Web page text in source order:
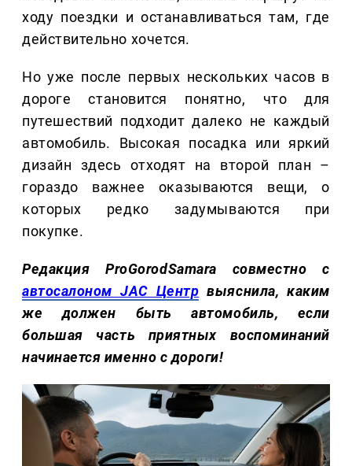
ходу поездки и останавливаться там, где
действительно хочется.
Но уже после первых нескольких часов в
дороге становится понятно, что для
путешествий подходит далеко не каждый
автомобиль. Высокая посадка или яркий
дизайн здесь отходят на второй план –
гораздо важнее оказываются вещи, о
которых редко задумываются при
покупке.
Редакция ProGorodSamara совместно с
автосалоном JAC Центр выяснила, каким
же должен быть автомобиль, если
большая часть приятных воспоминаний
начинается именно с дороги!